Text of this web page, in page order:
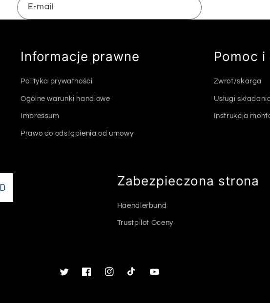
E-mail
Informacje prawne
Polityka prywatności
Ogólne warunki handlowe
Impressum
Prawo do odstąpienia od umowy
Pomoc i
Zwrot/skarga
Usługi
Instrukcja
Zabezpieczona strona
Haendlerbund
Trustpilot Oceny
TwitterFacebookInstagramTikTok Youtube